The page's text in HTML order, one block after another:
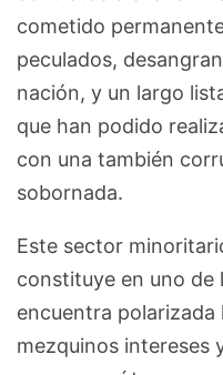
cometido
peculados,
nación, y un largo
que han podido
con una también
sobornada.
Este sector
constituye en uno de
encuentra polarizada
mezquinos intereses